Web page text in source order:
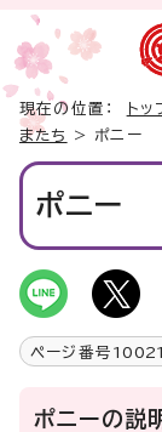
現在の位置： トッ
またち
> ポニー
ポニー
ページ番号
ポニーの説